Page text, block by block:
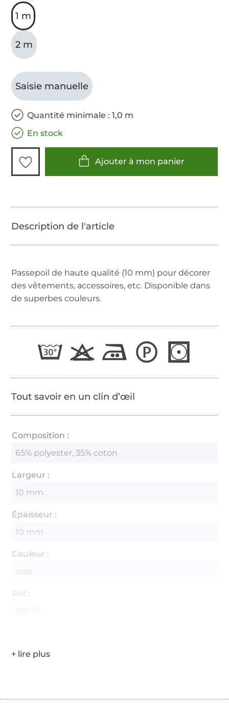
1 m
2 m
Saisie manuelle
Quantité minimale : 1,0 m
En stock
Ajouter à mon panier
Passepoil de haute qualité (10 mm) pour décorer
des vêtements, accessoires, etc. Disponible dans
de superbes couleurs.
Tout savoir en un clin d’œil
Composition :
65% polyester, 35% coton
Largeur :
10 mm
Épaisseur :
10 mm
Couleur :
rose
Réf.: